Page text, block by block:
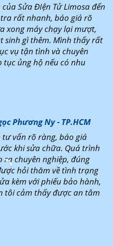
của Sửa ĐIện Tử Limosa đến
rất nhanh, báo giá rõ
xong máy chạy lại mượt,
sinh gì thêm. Mình thấy rất
vụ tận tình và chuyên
tục ủng hộ nếu có nhu
Phương Ny - TP.HCM
tư vấn rõ ràng, báo giá
khi sửa chữa. Quá trình
ra chuyên nghiệp, đúng
hỏi thăm về tình trạng
kèm với phiếu bảo hành,
tôi cảm thấy được an tâm